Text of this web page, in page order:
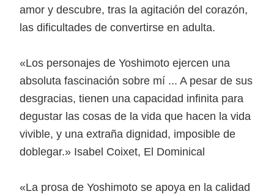
amor y descubre, tras la agitación del corazón,
las dificultades de convertirse en adulta.
«Los personajes de Yoshimoto ejercen una
absoluta fascinación sobre mí ... A pesar de sus
desgracias, tienen una capacidad infinita para
degustar las cosas de la vida que hacen la vida
vivible, y una extraña dignidad, imposible de
doblegar.» Isabel Coixet, El Dominical
«La prosa de Yoshimoto se apoya en la calidad